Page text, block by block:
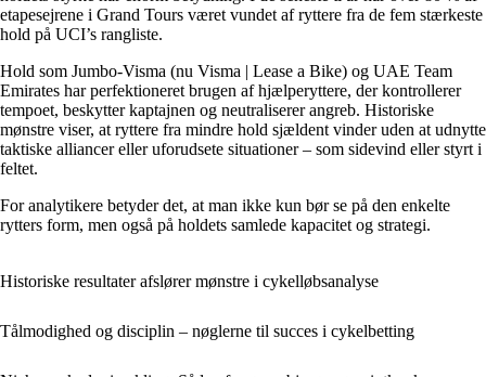
etapesejrene i Grand Tours været vundet af ryttere fra de fem stærkeste
hold på UCI’s rangliste.
Hold som Jumbo-Visma (nu Visma | Lease a Bike) og UAE Team
Emirates har perfektioneret brugen af hjælperyttere, der kontrollerer
tempoet, beskytter kaptajnen og neutraliserer angreb. Historiske
mønstre viser, at ryttere fra mindre hold sjældent vinder uden at udnytte
taktiske alliancer eller uforudsete situationer – som sidevind eller styrt i
feltet.
For analytikere betyder det, at man ikke kun bør se på den enkelte
rytters form, men også på holdets samlede kapacitet og strategi.
Historiske resultater afslører mønstre i cykelløbsanalyse
Tålmodighed og disciplin – nøglerne til succes i cykelbetting